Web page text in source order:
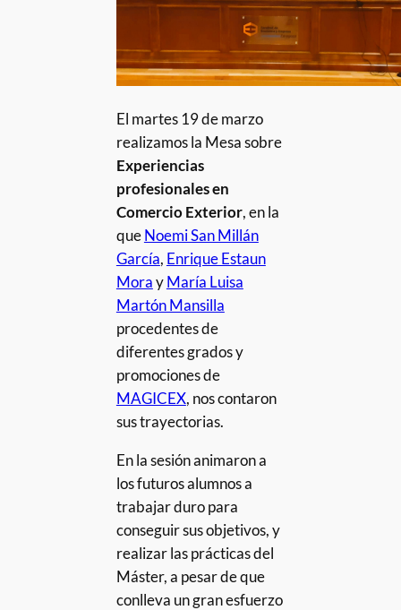
El martes 19 de marzo
realizamos la Mesa sobre
Experiencias
profesionales en
Comercio Exterior, en la
queNoemi San Millán
García, Enrique Estaun
MorayMaría Luisa
Martón Mansilla
procedentes de
diferentes grados y
promociones de
MAGICEX, nos contaron
sus trayectorias.
En la sesión animaron a
los futuros alumnos a
trabajar duro para
conseguir sus objetivos, y
realizar las prácticas del
Máster, a pesar de que
conlleva un gran esfuerzo